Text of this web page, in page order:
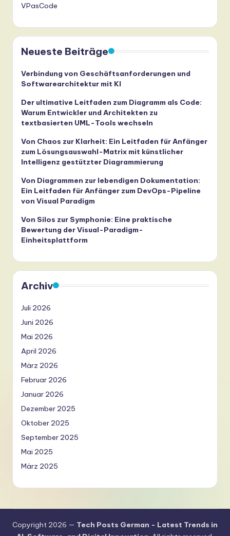
VPasCode
Neueste Beiträge
Verbindung von Geschäftsanforderungen und
Softwarearchitektur mit KI
Der ultimative Leitfaden zum Diagramm als Code:
Warum Entwickler und Architekten zu
textbasierten UML-Tools wechseln
Von Chaos zur Klarheit: Ein Leitfaden für Anfänger
zum Lösungsauswahl-Matrix mit künstlicher
Intelligenz gestützter Diagrammierung
Von Diagrammen zur lebendigen Dokumentation:
Ein Leitfaden für Anfänger zum DevOps-Pipeline
von Visual Paradigm
Von Silos zur Symphonie: Eine praktische
Bewertung der Visual-Paradigm-
Einheitsplattform
Archiv
Juli 2026
Juni 2026
Mai 2026
April 2026
März 2026
Februar 2026
Januar 2026
Dezember 2025
Oktober 2025
September 2025
Mai 2025
März 2025
Copyright 2026 — Tech Posts German - Latest Trends in